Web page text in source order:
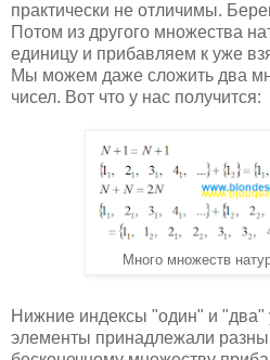
практически не отличимы.
Потом из другого множества
единицу и прибавляем к уже
Мы можем даже сложить два
чисел. Вот что у нас получится:
Много множеств
Нижние индексы "один" и "два"
элементы принадлежали